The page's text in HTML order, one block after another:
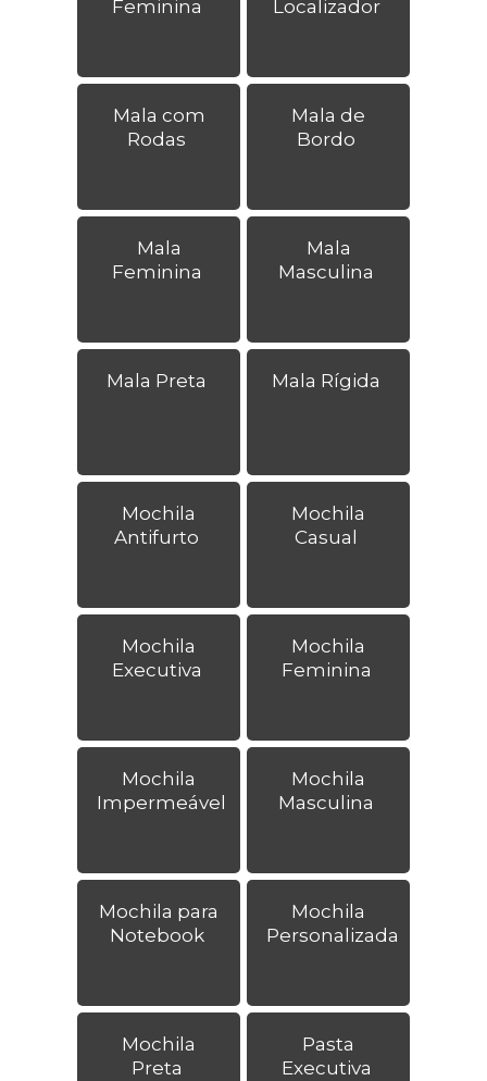
Feminina
Localizador
Mala com
Rodas
Mala de
Bordo
Mala
Feminina
Mala
Masculina
Mala Preta Mala Rígida
Mochila
Antifurto
Mochila
Casual
Mochila
Executiva
Mochila
Feminina
Mochila
Impermeável
Mochila
Masculina
Mochila para
Notebook
Mochila
Personalizada
Mochila
Preta
Pasta
Executiva